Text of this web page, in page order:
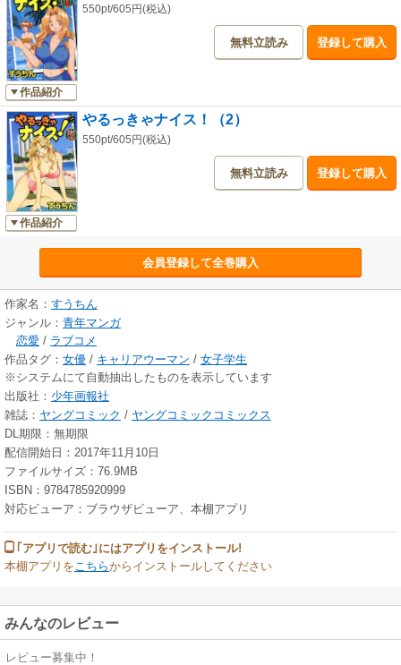
作品紹介
550pt/605円(税込)
無料立読み 登録して購入
作品紹介
やるっきゃナイス！（2）
550pt/605円(税込)
無料立読み 登録して購入
会員登録して全巻購入
作家名： すうちん
ジャンル： 青年マンガ
恋愛 / ラブコメ
作品タグ： 女優 / キャリアウーマン / 女子学生
※システムにて自動抽出したものを表示しています
出版社： 少年画報社
雑誌： ヤングコミック / ヤングコミックコミックス
DL期限：無期限
配信開始日：2017年11月10日
ファイルサイズ：76.9MB
ISBN：9784785920999
対応ビューア：ブラウザビューア、本棚アプリ
｢アプリで読む｣にはアプリをインストール!
本棚アプリを こちらからインストールしてください
みんなのレビュー
レビュー募集中！